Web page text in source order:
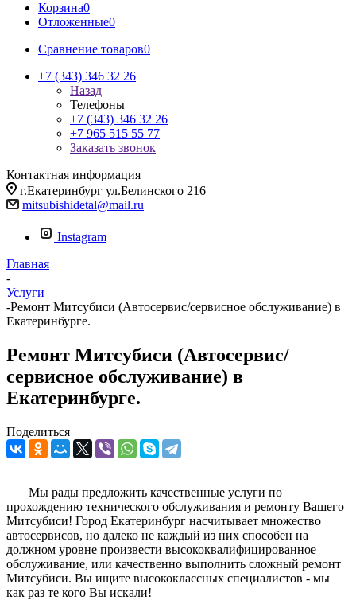
Корзина0
Отложенные0
Сравнение товаров0
+7 (343) 346 32 26
Назад
Телефоны
+7 (343) 346 32 26
+7 965 515 55 77
Заказать звонок
Контактная информация
г.Екатеринбург ул.Белинского 216
mitsubishidetal@mail.ru
Instagram
Главная
-
Услуги
-Ремонт Митсубиси (Автосервис/сервисное обслуживание) в
Екатеринбурге.
Ремонт Митсубиси (Автосервис/
сервисное обслуживание) в
Екатеринбурге.
Поделиться
Мы рады предложить качественные услуги по
прохождению технического обслуживания и ремонту Вашего
Митсубиси! Город Екатеринбург насчитывает множество
автосервисов, но далеко не каждый из них способен на
должном уровне произвести высококвалифицированное
обслуживание, или качественно выполнить сложный ремонт
Митсубиси. Вы ищите высококлассных специалистов - мы
как раз те кого Вы искали!